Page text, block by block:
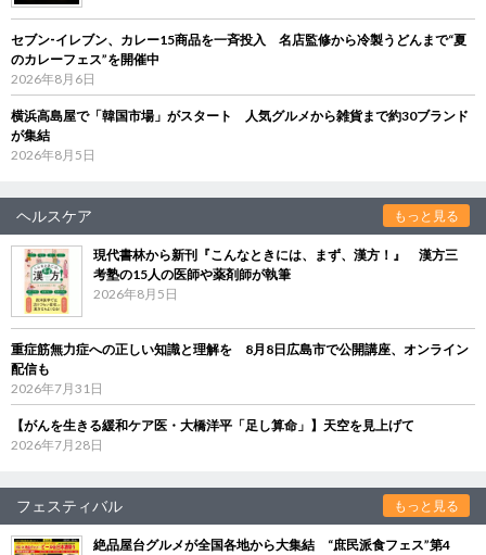
セブン‐イレブン、カレー15商品を一斉投入 名店監修から冷製うどんまで“夏
のカレーフェス”を開催中
2026年8月6日
横浜高島屋で「韓国市場」がスタート 人気グルメから雑貨まで約30ブランド
が集結
2026年8月5日
ヘルスケア もっと見る
現代書林から新刊『こんなときには、まず、漢方！』 漢方三
考塾の15人の医師や薬剤師が執筆
2026年8月5日
重症筋無力症への正しい知識と理解を 8月8日広島市で公開講座、オンライン
配信も
2026年7月31日
【がんを生きる緩和ケア医・大橋洋平「足し算命」】天空を見上げて
2026年7月28日
フェスティバル もっと見る
絶品屋台グルメが全国各地から大集結 “庶民派食フェス”第4